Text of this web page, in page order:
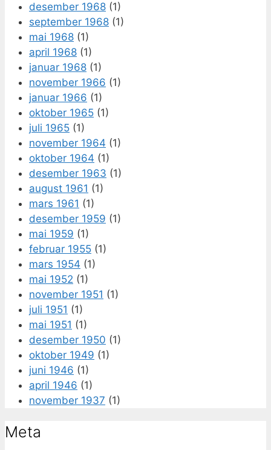
desember 1968 (1)
september 1968 (1)
mai 1968 (1)
april 1968 (1)
januar 1968 (1)
november 1966 (1)
januar 1966 (1)
oktober 1965 (1)
juli 1965 (1)
november 1964 (1)
oktober 1964 (1)
desember 1963 (1)
august 1961 (1)
mars 1961 (1)
desember 1959 (1)
mai 1959 (1)
februar 1955 (1)
mars 1954 (1)
mai 1952 (1)
november 1951 (1)
juli 1951 (1)
mai 1951 (1)
desember 1950 (1)
oktober 1949 (1)
juni 1946 (1)
april 1946 (1)
november 1937 (1)
Meta